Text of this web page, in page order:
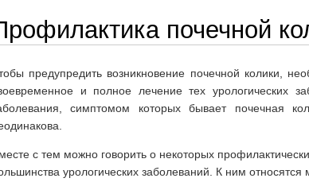
почечной
предупредить возникновение почечной колики,
и полное лечение тех урологических
симптомом которых бывает почечная
с тем можно говорить о некоторых
урологических заболеваний. К ним